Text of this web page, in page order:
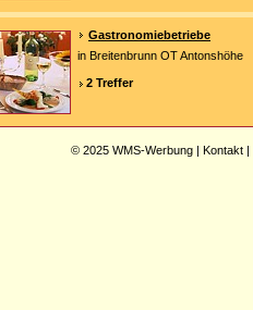
Gastronomiebetriebe
in Breitenbrunn OT Antonshöhe
2 Treffer
© 2025 WMS-Werbung | Kontakt |